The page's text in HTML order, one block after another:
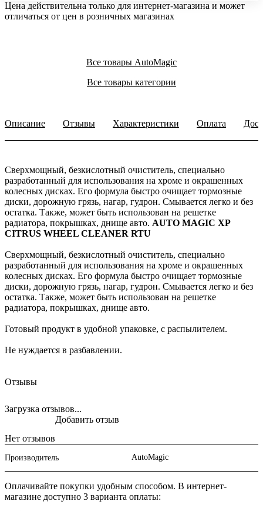
Цена действительна только для интернет-магазина и может
отличаться от цен в розничных магазинах
Все товары AutoMagic
Все товары категории
Описание Отзывы Характеристики Оплата
Сверхмощный, безкислотный очиститель, специально
разработанный для использования на хроме и окрашенных
колесных дисках. Его формула быстро очищает тормозные
диски, дорожную грязь, нагар, гудрон. Смывается легко и без
остатка. Также, может быть использован на решетке
радиатора, покрышках, днище авто. AUTO MAGIC XP
CITRUS WHEEL CLEANER RTU
Сверхмощный, безкислотный очиститель, специально
разработанный для использования на хроме и окрашенных
колесных дисках. Его формула быстро очищает тормозные
диски, дорожную грязь, нагар, гудрон. Смывается легко и без
остатка. Также, может быть использован на решетке
радиатора, покрышках, днище авто.
Готовый продукт в удобной упаковке, с распылителем.
Не нуждается в разбавлении.
Отзывы
Загрузка отзывов...
Нет отзывов
Добавить отзыв
Производитель AutoMagic
Оплачивайте покупки удобным способом. В интернет-
магазине доступно 3 варианта оплаты: